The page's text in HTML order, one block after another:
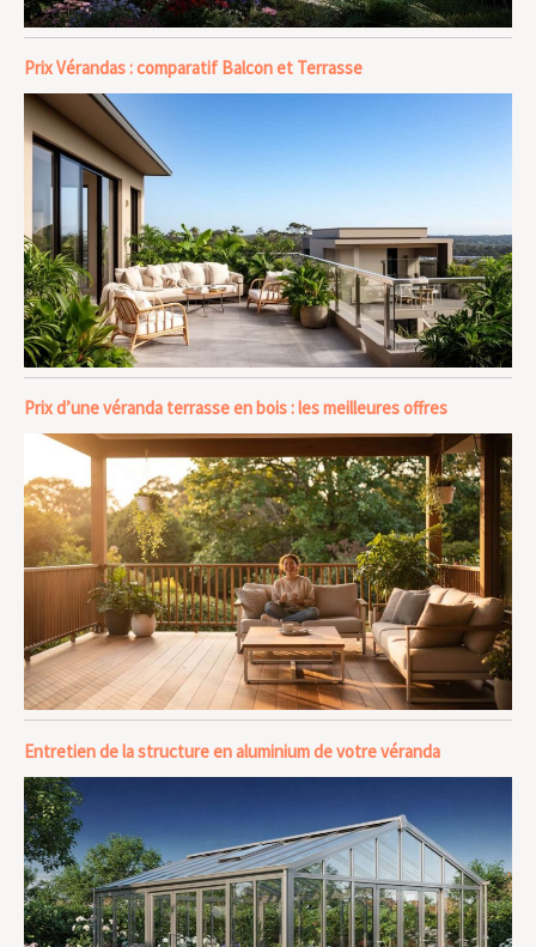
Prix Vérandas : comparatif Balcon et Terrasse
Prix d’une véranda terrasse en bois : les meilleures offres
Entretien de la structure en aluminium de votre véranda